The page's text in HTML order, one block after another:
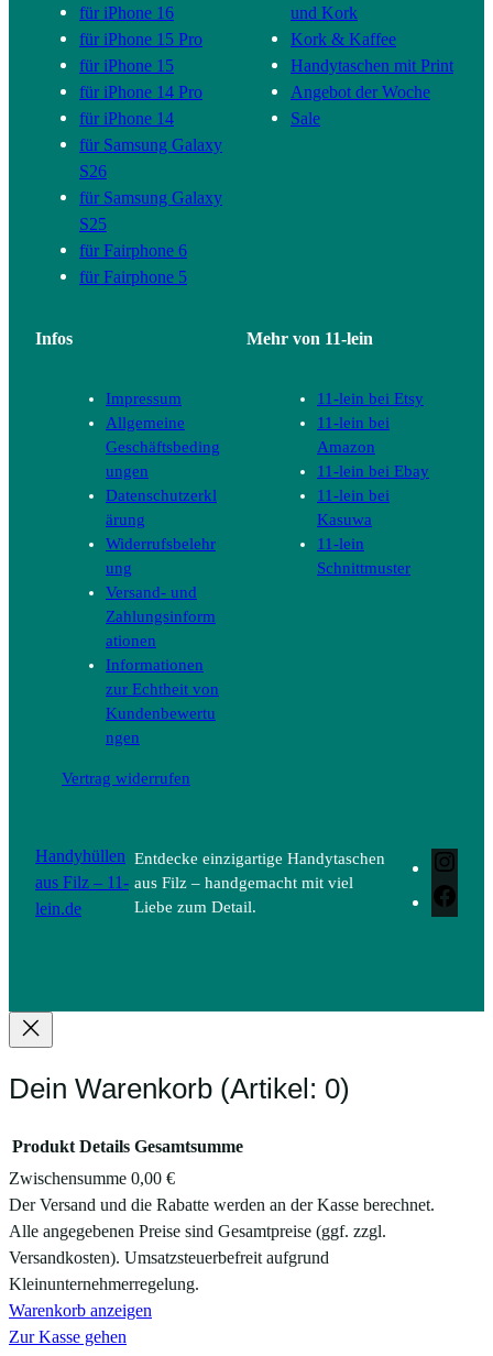
für iPhone 16
für iPhone 15 Pro
für iPhone 15
für iPhone 14 Pro
für iPhone 14
für Samsung Galaxy
S26
für Samsung Galaxy
S25
für Fairphone 6
für Fairphone 5
und Kork
Kork & Kaffee
Handytaschen mit Print
Angebot der Woche
Sale
Infos
Impressum
Allgemeine
Geschäftsbeding
ungen
Datenschutzerkl
ärung
Widerrufsbelehr
ung
Versand- und
Zahlungsinform
ationen
Informationen
zur Echtheit von
Kundenbewertu
ngen
Vertrag widerrufen
Mehr von 11-lein
11-lein bei Etsy
11-lein bei
Amazon
11-lein bei Ebay
11-lein bei
Kasuwa
11-lein
Schnittmuster
Handyhüllen
aus Filz – 11-
lein.de
Entdecke einzigartige Handytaschen
aus Filz – handgemacht mit viel
Liebe zum Detail.
Dein Warenkorb (Artikel: 0)
Produkte
im
Warenkorb
Produkt Details Gesamtsumme
Zwischensumme 0,00 €
Der Versand und die Rabatte werden an der Kasse berechnet.
Alle angegebenen Preise sind Gesamtpreise (ggf. zzgl.
Versandkosten). Umsatzsteuerbefreit aufgrund
Kleinunternehmerregelung.
Warenkorb anzeigen
Zur Kasse gehen